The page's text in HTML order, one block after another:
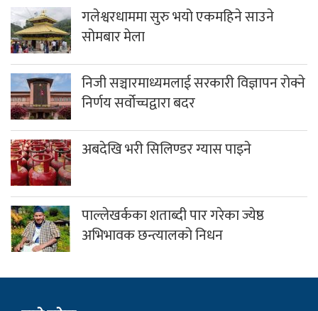
गलेश्वरधाममा सुरु भयो एकमहिने साउने
सोमबार मेला
निजी सञ्चारमाध्यमलाई सरकारी विज्ञापन रोक्ने
निर्णय सर्वोच्चद्वारा बदर
अबदेखि भरी सिलिण्डर ग्यास पाइने
पाल्लेखर्कका शताब्दी पार गरेका ज्येष्ठ
अभिभावक छन्त्यालको निधन